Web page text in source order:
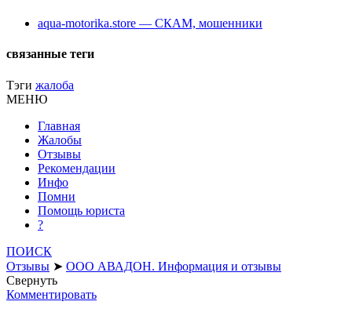
aqua-motorika.store — СКАМ, мошенники
связанные теги
Тэги жалоба
МЕНЮ
Главная
Жалобы
Отзывы
Рекомендации
Инфо
Помни
Помощь юриста
?
ПОИСК
Отзывы ➤ ООО АВАДОН. Информация и отзывы
Свернуть
Комментировать